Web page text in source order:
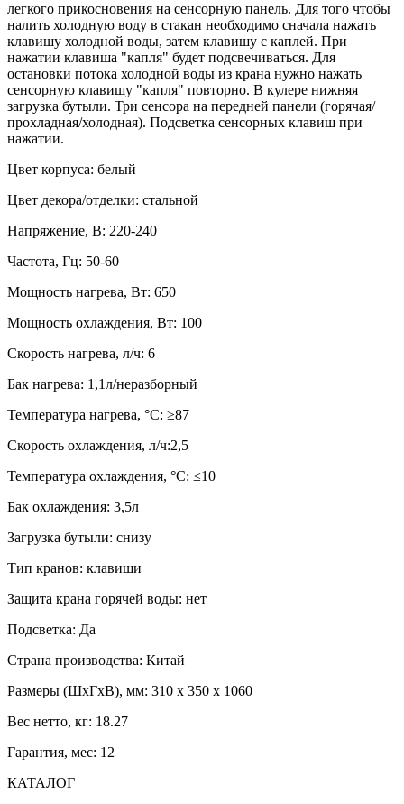
легкого прикосновения на сенсорную панель. Для того чтобы
налить холодную воду в стакан необходимо сначала нажать
клавишу холодной воды, затем клавишу с каплей. При
нажатии клавиша "капля" будет подсвечиваться. Для
остановки потока холодной воды из крана нужно нажать
сенсорную клавишу "капля" повторно. В кулере нижняя
загрузка бутыли. Три сенсора на передней панели (горячая/
прохладная/холодная). Подсветка сенсорных клавиш при
нажатии.
Цвет корпуса: белый
Цвет декора/отделки: стальной
Напряжение, В: 220-240
Частота, Гц: 50-60
Мощность нагрева, Вт: 650
Мощность охлаждения, Вт: 100
Скорость нагрева, л/ч: 6
Бак нагрева: 1,1л/неразборный
Температура нагрева, °С: ≥87
Скорость охлаждения, л/ч:2,5
Температура охлаждения, °С: ≤10
Бак охлаждения: 3,5л
Загрузка бутыли: снизу
Тип кранов: клавиши
Защита крана горячей воды: нет
Подсветка: Да
Страна производства: Китай
Размеры (ШхГхВ), мм: 310 х 350 х 1060
Вес нетто, кг: 18.27
Гарантия, мес: 12
КАТАЛОГ